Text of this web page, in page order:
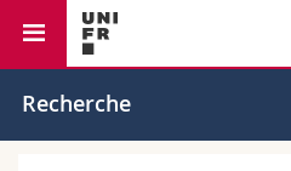
UniversitéFaculté de droit
Recherche